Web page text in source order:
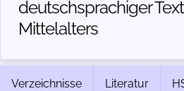
deutschsprachiger
Mittelalters
Verzeichnisse Literatur